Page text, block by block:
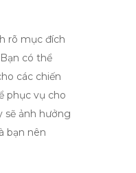
rõ mục đích
có thể
các chiến
phục vụ cho
sẽ ảnh hưởng
bạn nên